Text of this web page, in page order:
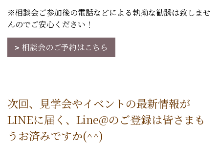
※相談会ご参加後の電話などによる執拗な勧誘は致しませ
んのでご安心ください！
相談会のご予約はこちら
次回、見学会やイベントの最新情報が
LINEに届く、Line@のご登録は皆さまも
うお済みですか(^^)